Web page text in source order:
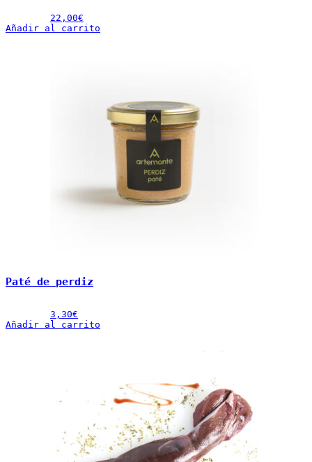
22,00€
Añadir al carrito
Paté de perdiz
3,30€
Añadir al carrito